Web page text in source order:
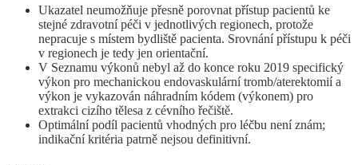
Ukazatel neumožňuje přesně porovnat přístup pacientů ke
stejné zdravotní péči v jednotlivých regionech, protože
nepracuje s místem bydliště pacienta. Srovnání přístupu k péči
v regionech je tedy jen orientační.
V Seznamu výkonů nebyl až do konce roku 2019 specifický
výkon pro mechanickou endovaskulární tromb/aterektomií a
výkon je vykazován náhradním kódem (výkonem) pro
extrakci cizího tělesa z cévního řečiště.
Optimální podíl pacientů vhodných pro léčbu není znám;
indikační kritéria patrně nejsou definitivní.